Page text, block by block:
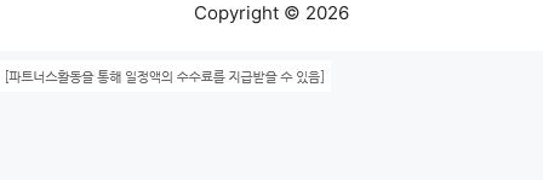
Copyright © 2026